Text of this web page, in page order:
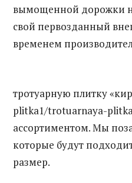
вымощенной дорожки
свой первозданный
временем
тротуарную плитку
plitka1/trotuarnaya-
ассортиментом. Мы
которые будут
размер.